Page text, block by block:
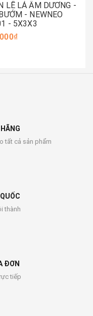
LỀ LÁ ÂM DƯƠNG -
- NEWNEO
- 5X3X3
tất cả sản phẩm
thành
ĐƠN
tiếp